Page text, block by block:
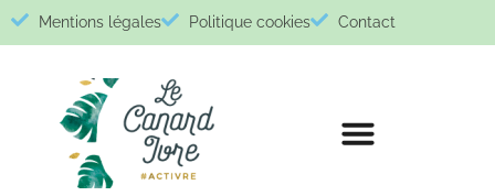
Mentions légales Politique cookies Contact